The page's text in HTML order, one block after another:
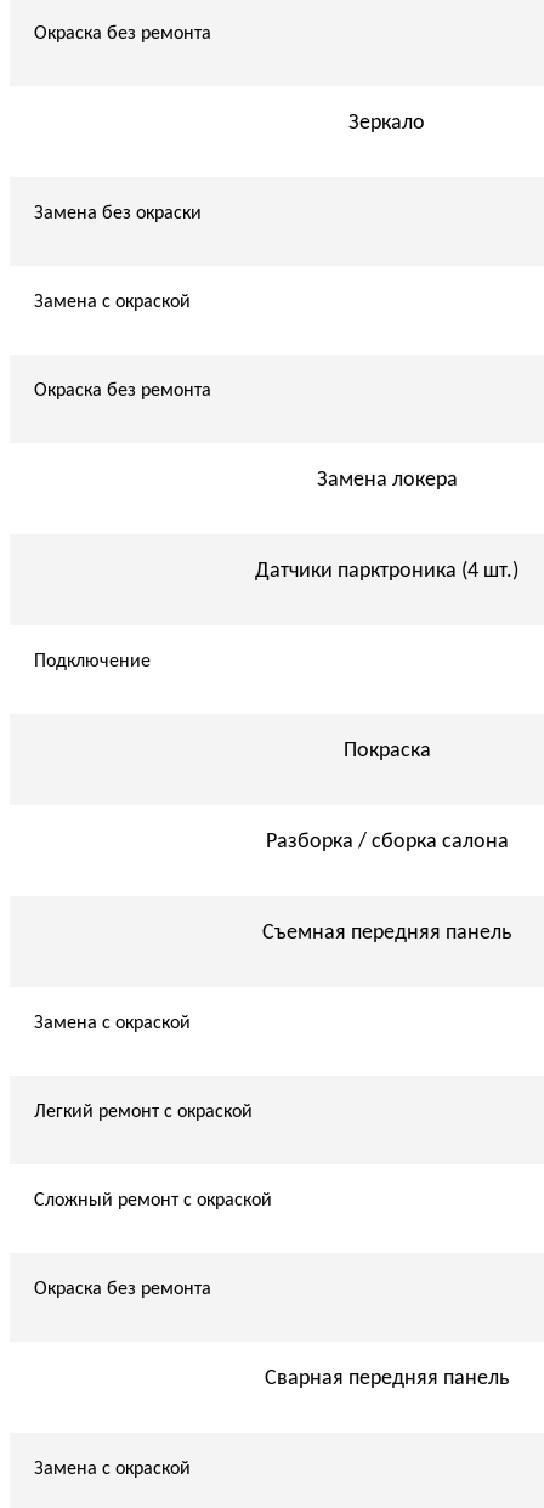
Окраска без ремонта
Зеркало
Замена без окраски
Замена с окраской
Окраска без ремонта
Замена локера
Датчики парктроника (4 шт.)
Подключение
Покраска
Разборка / сборка салона
Съемная передняя панель
Замена с окраской
Легкий ремонт с окраской
Сложный ремонт с окраской
Окраска без ремонта
Сварная передняя панель
Замена с окраской